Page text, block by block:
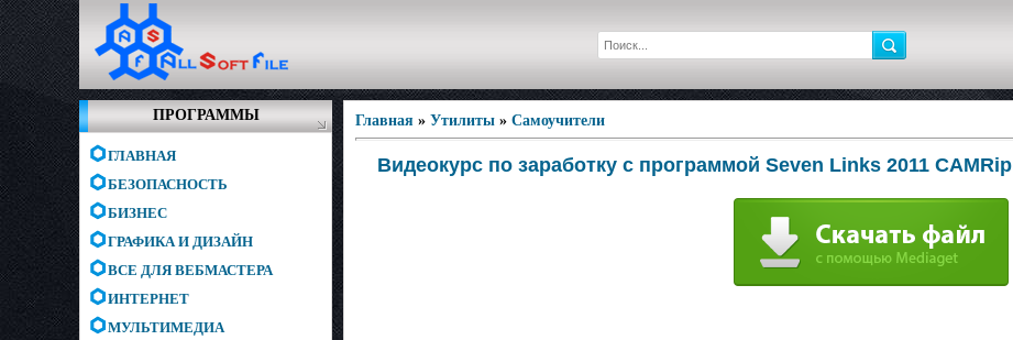
ПРОГРАММЫ
ГЛАВНАЯ
БЕЗОПАСНОСТЬ
БИЗНЕС
ГРАФИКА И ДИЗАЙН
ВСЕ ДЛЯ ВЕБМАСТЕРА
ИНТЕРНЕТ
МУЛЬТИМЕДИА
Главная » Утилиты » Самоучители
Видеокурс по заработку с программой Seven Links 2011 CAMRip